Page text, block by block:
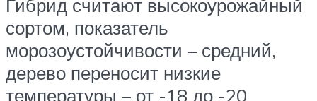
Гибрид считают высокоурожайный
сортом, показатель
морозоустойчивости – средний,
дерево переносит низкие
температуры – от -18 до -20